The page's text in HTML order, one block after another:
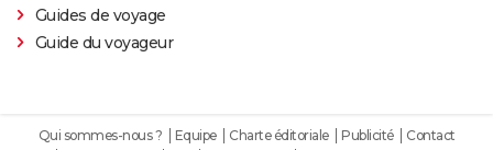
Guides de voyage
Guide du voyageur
Qui sommes-nous ? Equipe Charte éditoriale Publicité
Contact